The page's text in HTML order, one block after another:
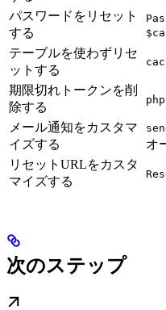
パスワードをリセット
する
テーブルを使わずリセ
ットする
期限切れトークンを削
除する
メール通知をカスタマ
イズする
オ
リセットURLをカスタ
マイズする
次のステップ